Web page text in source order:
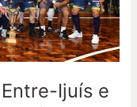
Ijuís e